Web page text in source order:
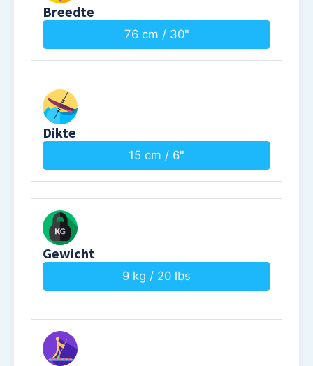
Breedte
76 cm / 30"
Dikte
15 cm / 6"
Gewicht
9 kg / 20 lbs